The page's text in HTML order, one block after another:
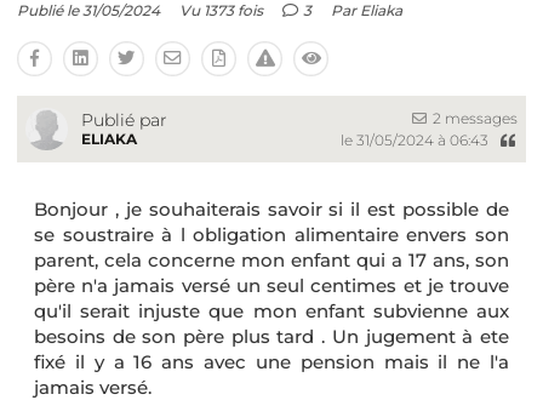
Publié le 31/05/2024 Vu 1373 fois 3 Par Eliaka
Publié par
ELIAKA
2 messages
le 31/05/2024 à 06:43
Bonjour , je souhaiterais savoir si il est possible de
se soustraire à l obligation alimentaire envers son
parent, cela concerne mon enfant qui a 17 ans, son
père n'a jamais versé un seul centimes et je trouve
qu'il serait injuste que mon enfant subvienne aux
besoins de son père plus tard . Un jugement à ete
fixé il y a 16 ans avec une pension mais il ne l'a
jamais versé.